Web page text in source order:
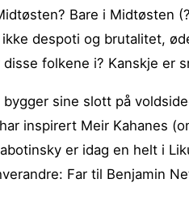
Bare i Midtøsten
ikke despoti og brutalitet,
folkene i? Kanskje
bygger sine slott på
inspirert Meir Kahanes
er idag en helt i
Far til Benjamin